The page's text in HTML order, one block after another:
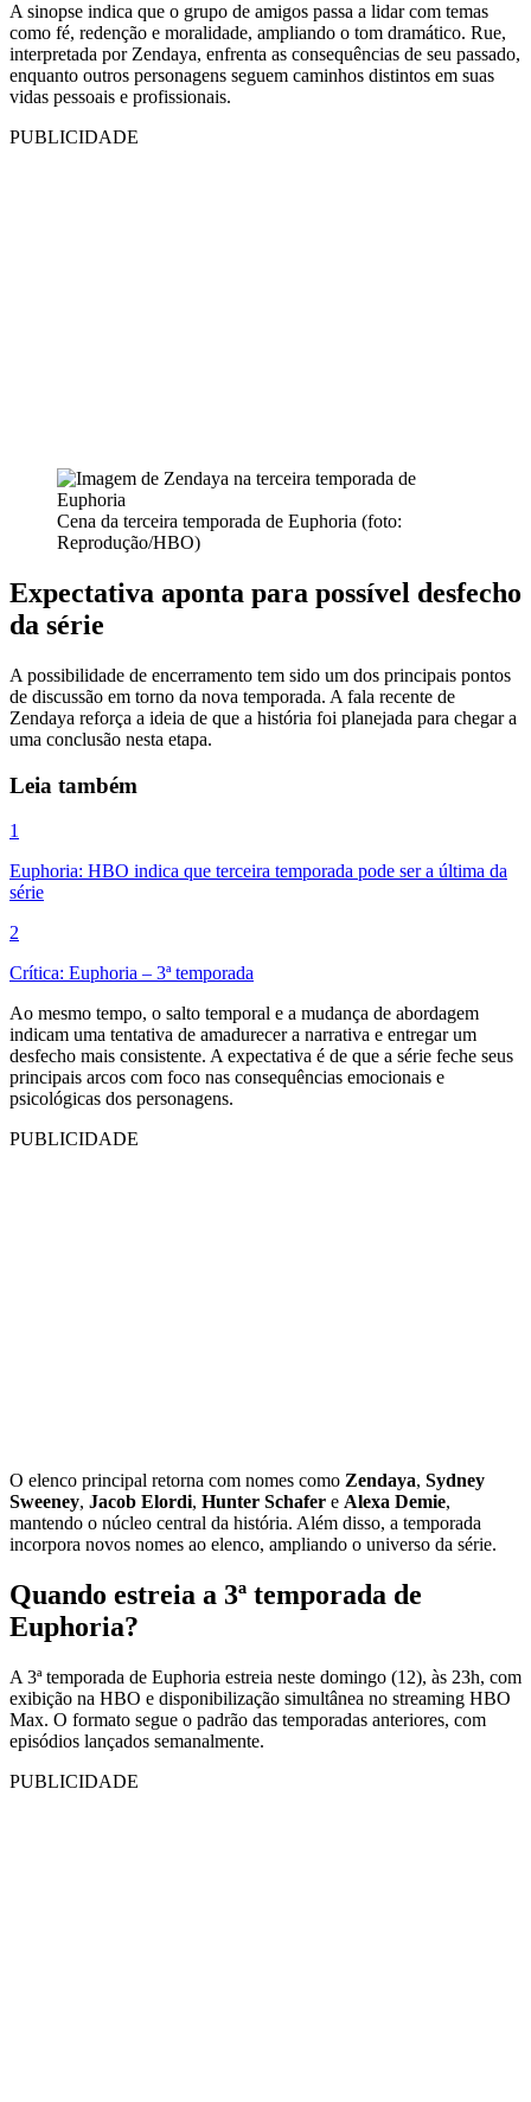
A sinopse indica que o grupo de amigos passa a lidar com temas
como fé, redenção e moralidade, ampliando o tom dramático. Rue,
interpretada por Zendaya, enfrenta as consequências de seu passado,
enquanto outros personagens seguem caminhos distintos em suas
vidas pessoais e profissionais.
PUBLICIDADE
Cena da terceira temporada de Euphoria (foto:
Reprodução/HBO)
Expectativa aponta para possível desfecho
da série
A possibilidade de encerramento tem sido um dos principais pontos
de discussão em torno da nova temporada. A fala recente de
Zendaya reforça a ideia de que a história foi planejada para chegar a
uma conclusão nesta etapa.
Leia também
1
Euphoria: HBO indica que terceira temporada pode ser a última da
série
2
Crítica: Euphoria – 3ª temporada
Ao mesmo tempo, o salto temporal e a mudança de abordagem
indicam uma tentativa de amadurecer a narrativa e entregar um
desfecho mais consistente. A expectativa é de que a série feche seus
principais arcos com foco nas consequências emocionais e
psicológicas dos personagens.
PUBLICIDADE
O elenco principal retorna com nomes como Zendaya, Sydney
Sweeney, Jacob Elordi, Hunter Schafer e Alexa Demie,
mantendo o núcleo central da história. Além disso, a temporada
incorpora novos nomes ao elenco, ampliando o universo da série.
Quando estreia a 3ª temporada de
Euphoria?
A 3ª temporada de Euphoria estreia neste domingo (12), às 23h, com
exibição na HBO e disponibilização simultânea no streaming HBO
Max. O formato segue o padrão das temporadas anteriores, com
episódios lançados semanalmente.
PUBLICIDADE